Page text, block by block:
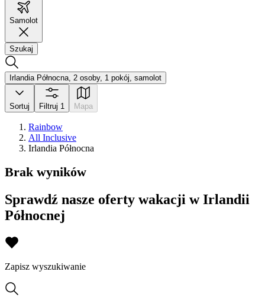
Samolot
Szukaj
Irlandia Północna, 2 osoby, 1 pokój, samolot
Sortuj Filtruj 1 Mapa
Rainbow
All Inclusive
Irlandia Północna
Brak wyników
Sprawdź nasze oferty wakacji w Irlandii
Północnej
Zapisz wyszukiwanie